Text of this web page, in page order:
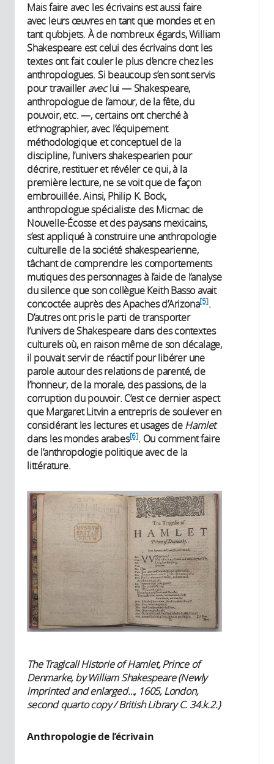
Mais faire avec les écrivains est aussi faire
avec leurs œuvres en tant que mondes et en
tant qu’objets. À de nombreux égards, William
Shakespeare est celui des écrivains dont les
textes ont fait couler le plus d’encre chez les
anthropologues. Si beaucoup s’en sont servis
pour travailleraveclui — Shakespeare,
anthropologue de l’amour, de la fête, du
pouvoir, etc. —, certains ont cherché à
ethnographier, avec l’équipement
méthodologique et conceptuel de la
discipline, l’univers shakespearien pour
décrire, restituer et révéler ce qui, à la
première lecture, ne se voit que de façon
embrouillée. Ainsi, Philip K. Bock,
anthropologue spécialiste des Micmac de
Nouvelle-Écosse et des paysans mexicains,
s’est appliqué à construire une anthropologie
culturelle de la société shakespearienne,
tâchant de comprendre les comportements
mutiques des personnages à l’aide de l’analyse
du silence que son collègue Keith Basso avait
concoctée auprès des Apaches d’Arizona[5].
D’autres ont pris le parti de transporter
l’univers de Shakespeare dans des contextes
culturels où, en raison même de son décalage,
il pouvait servir de réactif pour libérer une
parole autour des relations de parenté, de
l’honneur, de la morale, des passions, de la
corruption du pouvoir. C’est ce dernier aspect
que Margaret Litvin a entrepris de soulever en
considérant les lectures et usages deHamlet
dans les mondes arabes[6]. Ou comment faire
de l’anthropologie politique avec de la
littérature.
The Tragicall Historie of Hamlet, Prince of
Denmarke, by William Shakespeare (Newly
imprinted and enlarged…, 1605, London,
second quarto copy / British Library C. 34.k.2.)
Anthropologie de l’écrivain